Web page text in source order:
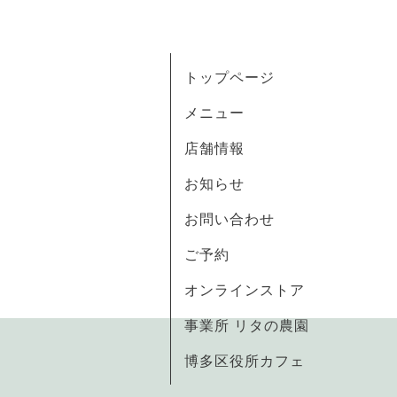
トップページ
メニュー
店舗情報
お知らせ
お問い合わせ
ご予約
オンラインストア
事業所 リタの農園
博多区役所カフェ